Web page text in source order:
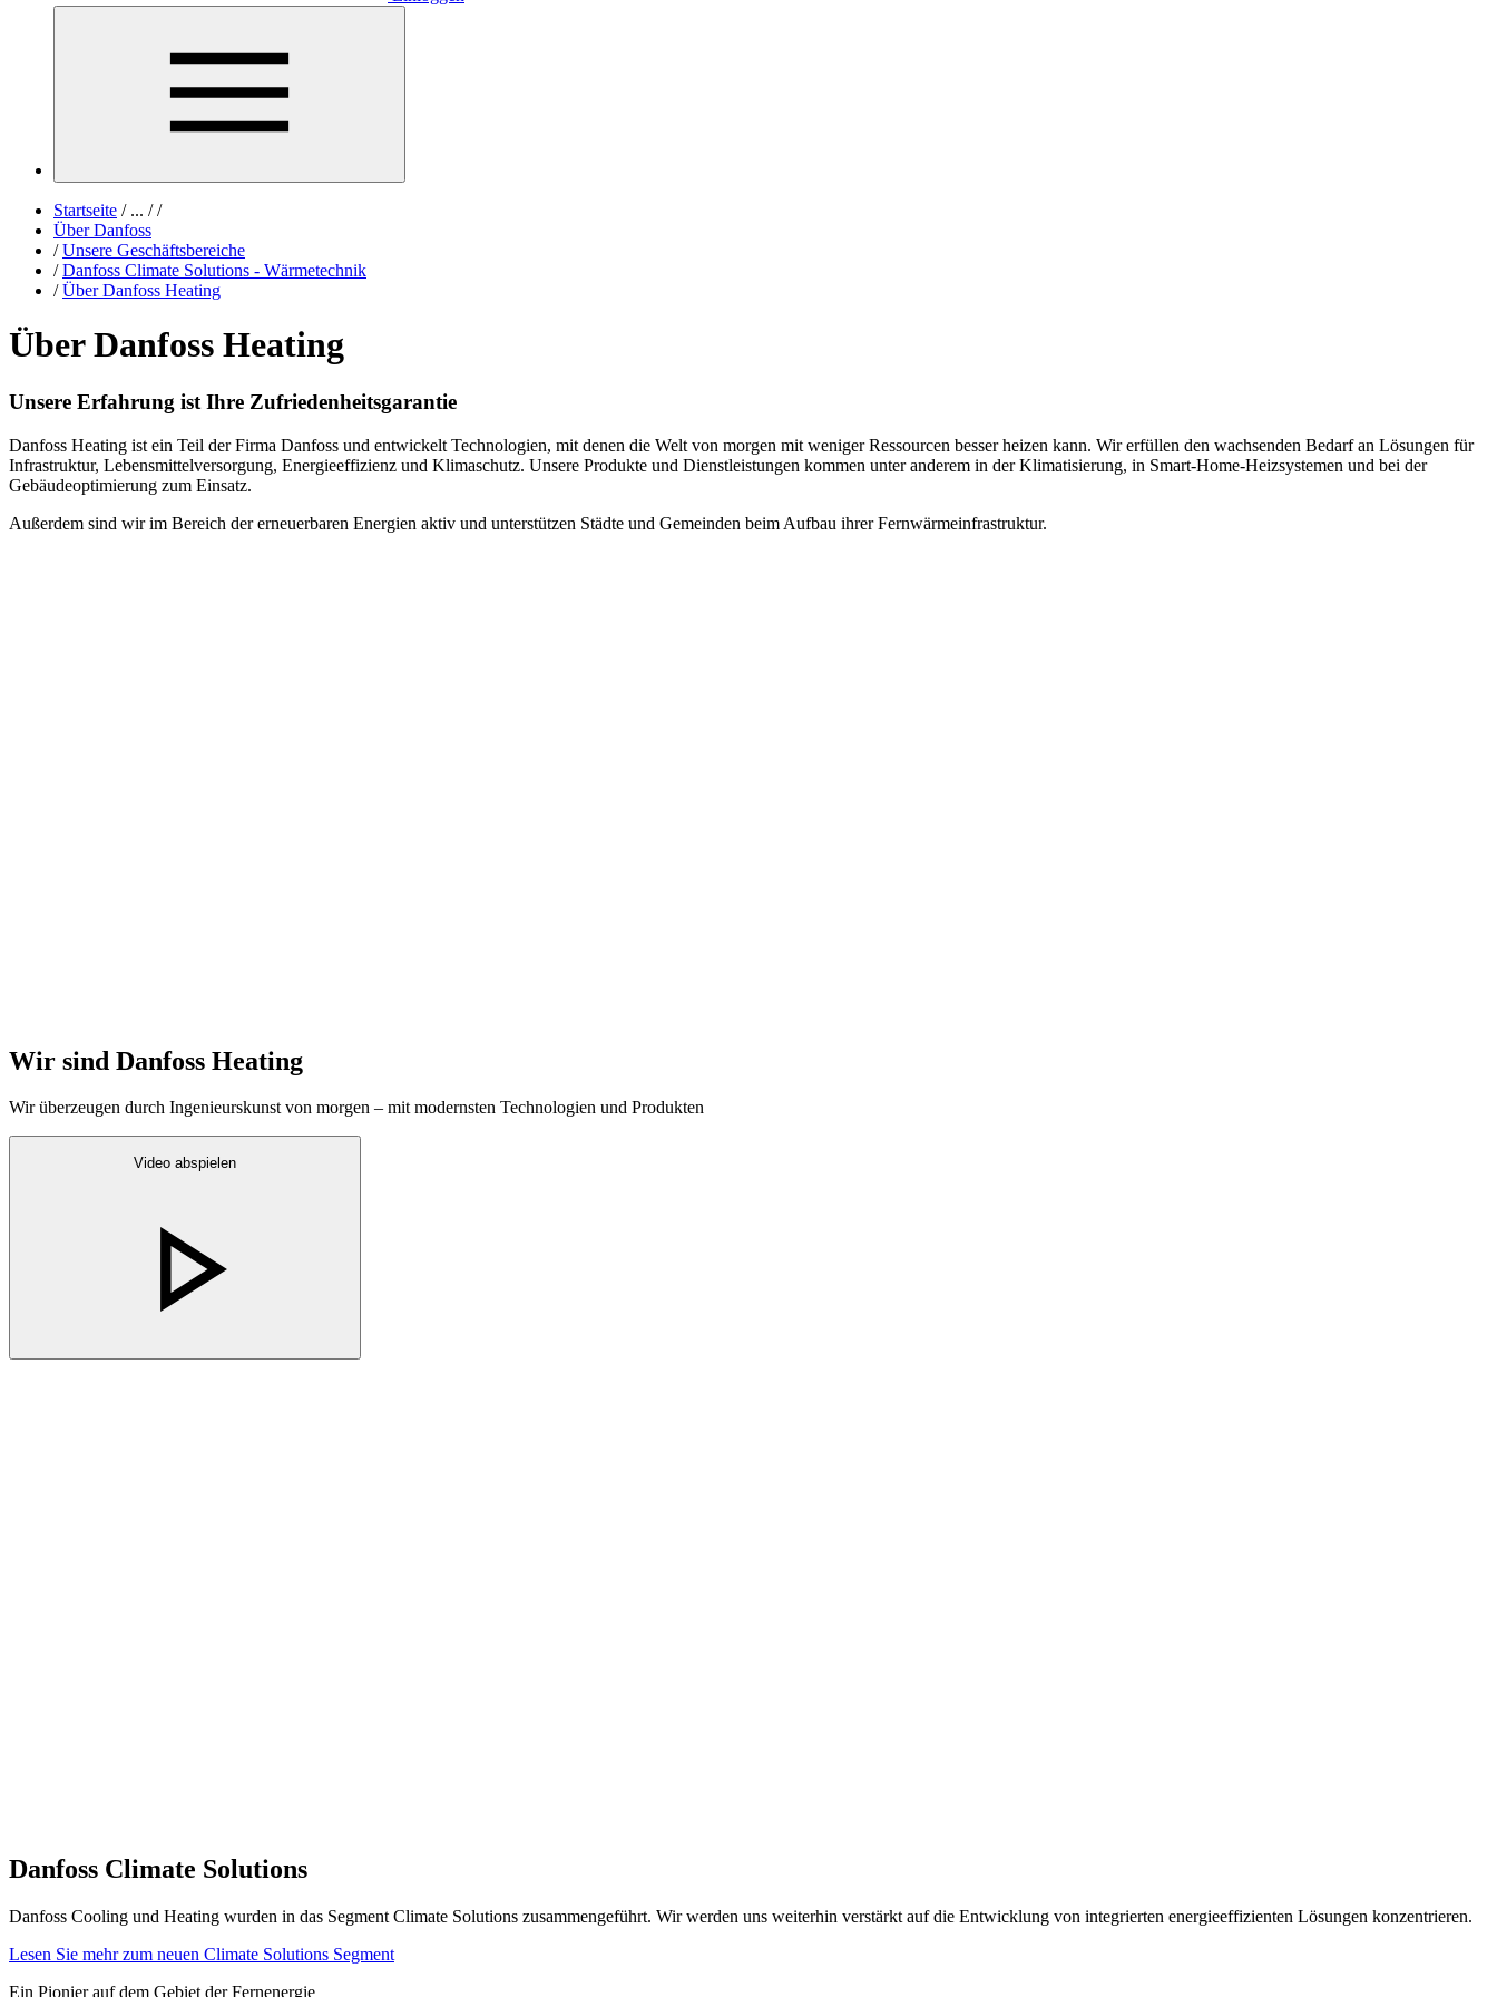
Startseite /... / /
Über Danfoss
/ Unsere Geschäftsbereiche
/ Danfoss Climate Solutions - Wärmetechnik
/ Über Danfoss Heating
Über Danfoss Heating
Unsere Erfahrung ist Ihre Zufriedenheitsgarantie
Danfoss Heating ist ein Teil der Firma Danfoss und entwickelt Technologien, mit denen die Welt von morgen mit weniger Ressourcen besser heizen kann. Wir erfüllen den wachsenden Bedarf an Lösungen für
Infrastruktur, Lebensmittelversorgung, Energieeffizienz und Klimaschutz. Unsere Produkte und Dienstleistungen kommen unter anderem in der Klimatisierung, in Smart-Home-Heizsystemen und bei der
Gebäudeoptimierung zum Einsatz.
Außerdem sind wir im Bereich der erneuerbaren Energien aktiv und unterstützen Städte und Gemeinden beim Aufbau ihrer Fernwärmeinfrastruktur.
Wir sind Danfoss Heating
Wir überzeugen durch Ingenieurskunst von morgen – mit modernsten Technologien und Produkten
Video abspielen
Danfoss Climate Solutions
Danfoss Cooling und Heating wurden in das Segment Climate Solutions zusammengeführt. Wir werden uns weiterhin verstärkt auf die Entwicklung von integrierten energieeffizienten Lösungen konzentrieren.
Lesen Sie mehr zum neuen Climate Solutions Segment
Ein Pionier auf dem Gebiet der Fernenergie